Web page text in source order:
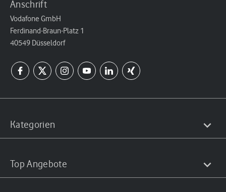
Anschrift
Vodafone GmbH
Ferdinand-Braun-Platz 1
40549 Düsseldorf
Kategorien
Top Angebote